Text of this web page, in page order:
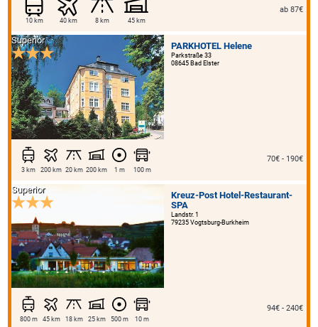
10 km 40 km 8 km 45 km
ab 87€
PARKHOTEL Helene
Parkstraße 33
08645 Bad Elster
Superior
3 km 200 km 20 km 200 km 1 m 100 m
70€ - 190€
Kreuz-Post Hotel-Restaurant-
SPA
Landstr. 1
79235 Vogtsburg-Burkheim
Superior
800 m 45 km 18 km 25 km 500 m 10 m
94€ - 240€